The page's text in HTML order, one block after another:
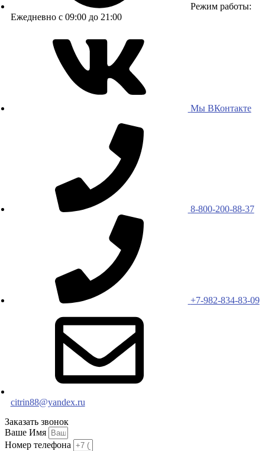
Режим работы:
Ежедневно с 09:00 до 21:00
Мы ВКонтакте
8-800-200-88-37
+7-982-834-83-09
citrin88@yandex.ru
Заказать звонок
Ваше Имя
Номер телефона